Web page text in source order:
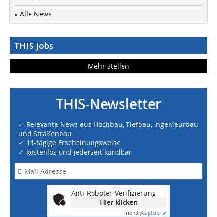
» Alle News
THIS Jobs
Mehr Stellen
THIS-Newsletter
✓ Relevante News aus Hochbau, Tiefbau, Ingenieurbau
und Straßenbau
✓ 14-tägige Erscheinungsweise
✓ kostenlos und jederzeit kündbar
Anti-Roboter-Verifizierung
Hier klicken
FriendlyCaptcha ⇗